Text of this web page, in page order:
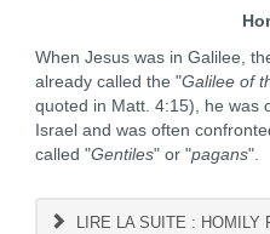
When Jesus was in Galilee,
already called the "Galilee of
quoted in Matt. 4:15), he was
Israel and was often
called "Gentiles" or "pagans".
LIRE LA SUITE : HOMILY